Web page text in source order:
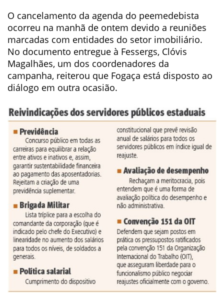
O cancelamento da agenda do peemedebista
ocorreu na manhã de ontem devido a reuniões
marcadas com entidades do setor imobiliário.
No documento entregue à Fessergs, Clóvis
Magalhães, um dos coordenadores da
campanha, reiterou que Fogaça está disposto ao
diálogo em outra ocasião.